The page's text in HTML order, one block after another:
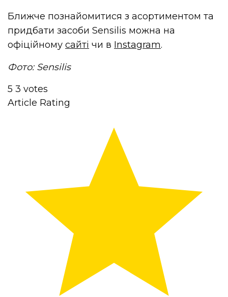
Ближче познайомитися з асортиментом та
придбати засоби Sensilis можна на
офіційномусайті чи в Instagram.
Фото: Sensilis
5 3 votes
Article Rating